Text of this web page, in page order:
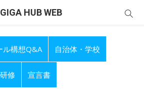
GIGA HUB WEB
ル構想Q&A 自治体・学校
研修 宣言書